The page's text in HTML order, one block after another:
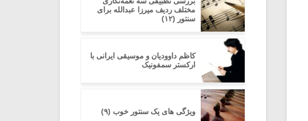
مختلف ردیف میرزا عبدالله برای
سنتور (۱۲)
کاظم داوودیان و موسیقی ایرانی با
ارکستر سمفونیک
ویژگی های یک سنتور خوب (۹)